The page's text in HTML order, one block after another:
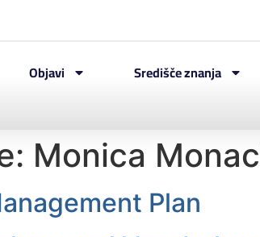
Objavi Središče znanja
Monica
Plan